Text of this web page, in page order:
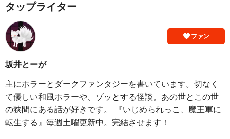
タップライター
ファン
坂井とーが
主にホラーとダークファンタジーを書いています。切なく
て優しい和風ホラーや、ゾッとする怪談。あの世とこの世
の狭間にある話が好きです。 『いじめられっこ、魔王軍に
転生する』毎週土曜更新中。完結させます！